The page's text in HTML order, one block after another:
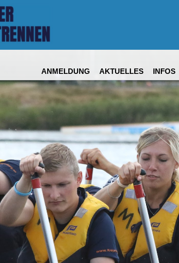
ANMELDUNG AKTUELLES INFOS